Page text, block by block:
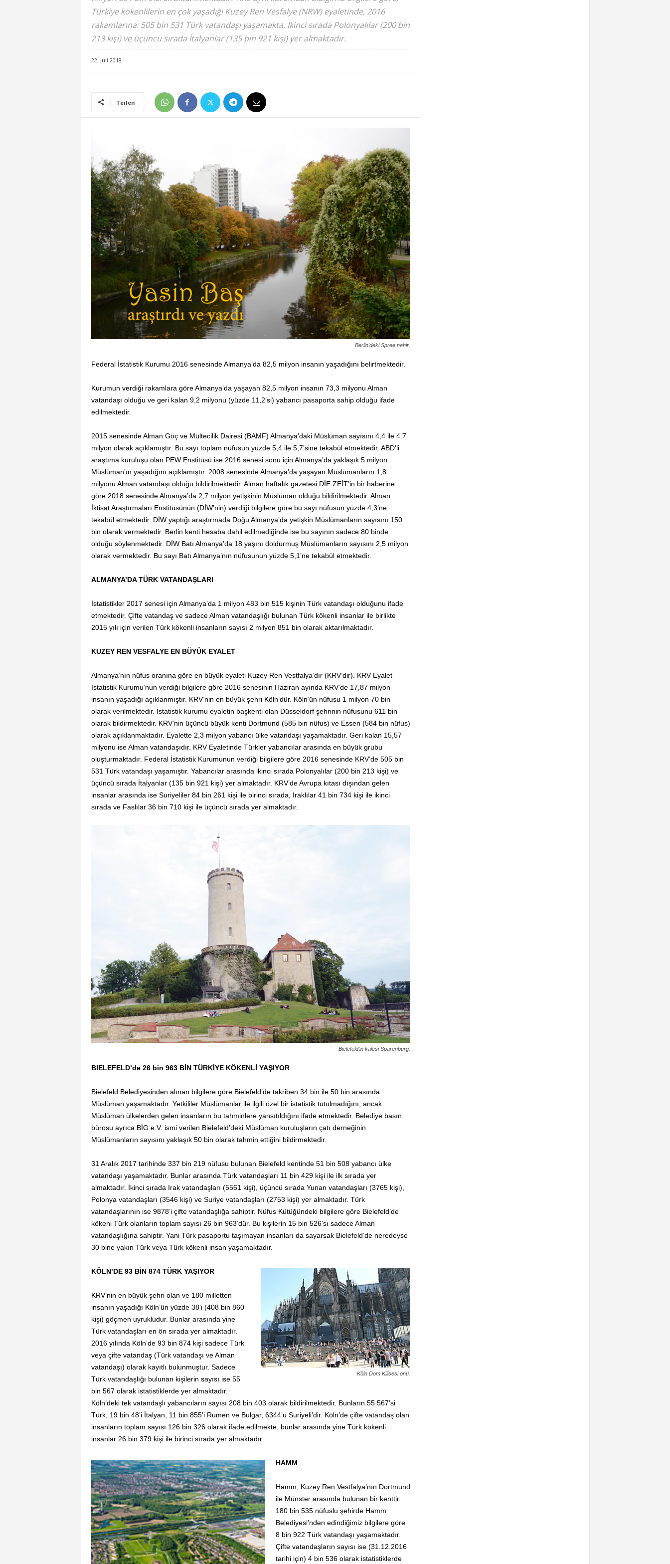
Türkiye kökenlilerin en çok yaşadığı Kuzey Ren Vesfalye (NRW) eyaletinde, 2016
rakamlarına: 505 bin 531 Türk vatandaşı yaşamakta. İkinci sırada Polonyalılar (200 bin
213 kişi) ve üçüncü sırada İtalyanlar (135 bin 921 kişi) yer almaktadır.
22. Juli 2018
Teilen
Berlin'deki Spree nehir.
Federal İstatistik Kurumu 2016 senesinde Almanya’da 82,5 milyon insanın yaşadığını belirtmektedir.
Kurumun verdiği rakamlara göre Almanya’da yaşayan 82,5 milyon insanın 73,3 milyonu Alman
vatandaşı olduğu ve geri kalan 9,2 milyonu (yüzde 11,2’si) yabancı pasaporta sahip olduğu ifade
edilmektedir.
2015 senesinde Alman Göç ve Mültecilik Dairesi (BAMF) Almanya’daki Müslüman sayısını 4,4 ile 4.7
milyon olarak açıklamıştır. Bu sayı toplam nüfusun yüzde 5,4 ile 5,7’sine tekabül etmektedir. ABD’li
araştıma kuruluşu olan PEW Enstitüsü ise 2016 senesi sonu için Almanya’da yaklaşık 5 milyon
Müslüman’ın yaşadığını açıklamıştır. 2008 senesinde Almanya’da yaşayan Müslümanların 1,8
milyonu Alman vatandaşı olduğu bildirilmektedir. Alman haftalık gazetesi DİE ZEİT’in bir haberine
göre 2018 senesinde Almanya’da 2,7 milyon yetişkinin Müslüman olduğu bildirilmektedir. Alman
İktisat Araştırmaları Enstitüsünün (DİW’nin) verdiği bilgilere göre bu sayı nüfusun yüzde 4,3’ne
tekabül etmektedir. DİW yaptığı araştırmada Doğu Almanya’da yetişkin Müslümanların sayısını 150
bin olarak vermektedir. Berlin kenti hesaba dahil edilmediğinde ise bu sayının sadece 80 binde
olduğu söylenmektedir. DİW Batı Almanya’da 18 yaşını doldurmuş Müslümanların sayısını 2,5 milyon
olarak vermektedir. Bu sayı Batı Almanya’nın nüfusunun yüzde 5,1’ne tekabül etmektedir.
ALMANYA’DA TÜRK VATANDAŞLARI
İstatistikler 2017 senesi için Almanya’da 1 milyon 483 bin 515 kişinin Türk vatandaşı olduğunu ifade
etmektedir. Çifte vatandaş ve sadece Alman vatandaşlığı bulunan Türk kökenli insanlar ile birlikte
2015 yılı için verilen Türk kökenli insanların sayısı 2 milyon 851 bin olarak aktarılmaktadır.
KUZEY REN VESFALYE EN BÜYÜK EYALET
Almanya’nın nüfus oranına göre en büyük eyaleti Kuzey Ren Vestfalya’dır (KRV’dir). KRV Eyalet
İstatistik Kurumu’nun verdiği bilgilere göre 2016 senesinin Haziran ayında KRV’de 17,87 milyon
insanın yaşadığı açıklanmıştır. KRV’nin en büyük şehri Köln’dür. Köln’ün nüfusu 1 milyon 70 bin
olarak verilmektedir. İstatistik kurumu eyaletin başkenti olan Düsseldorf şehrinin nüfusunu 611 bin
olarak bildirmektedir. KRV’nin üçüncü büyük kenti Dortmund (585 bin nüfus) ve Essen (584 bin nüfus)
olarak açıklanmaktadır. Eyalette 2,3 milyon yabancı ülke vatandaşı yaşamaktadır. Geri kalan 15,57
milyonu ise Alman vatandaşıdır. KRV Eyaletinde Türkler yabancılar arasında en büyük grubu
oluşturmaktadır. Federal İstatistik Kurumunun verdiği bilgilere göre 2016 senesinde KRV’de 505 bin
531 Türk vatandaşı yaşamıştır. Yabancılar arasında ikinci sırada Polonyalılar (200 bin 213 kişi) ve
üçüncü sırada İtalyanlar (135 bin 921 kişi) yer almaktadır. KRV’de Avrupa kıtası dışından gelen
insanlar arasında ise Suriyeliler 84 bin 261 kişi ile birinci sırada, Iraklılar 41 bin 734 kişi ile ikinci
sırada ve Faslılar 36 bin 710 kişi ile üçüncü sırada yer almaktadır.
Bielefeld’in kalesi Sparenburg.
BIELEFELD’de 26 bin 963 BİN TÜRKİYE KÖKENLİ YAŞIYOR
Bielefeld Belediyesinden alınan bilgilere göre Bielefeld’de takriben 34 bin ile 50 bin arasında
Müslüman yaşamaktadır. Yetkililer Müslümanlar ile ilgili özel bir istatistik tutulmadığını, ancak
Müslüman ülkelerden gelen insanların bu tahminlere yansıtıldığını ifade etmektedir. Belediye basın
bürosu ayrıca BİG e.V. ismi verilen Bielefeld’deki Müslüman kuruluşların çatı derneğinin
Müslümanların sayısını yaklaşık 50 bin olarak tahmin ettiğini bildirmektedir.
31 Aralık 2017 tarihinde 337 bin 219 nüfusu bulunan Bielefeld kentinde 51 bin 508 yabancı ülke
vatandaşı yaşamaktadır. Bunlar arasında Türk vatandaşları 11 bin 429 kişi ile ilk sırada yer
almaktadır. İkinci sırada Irak vatandaşları (5561 kişi), üçüncü sırada Yunan vatandaşları (3765 kişi),
Polonya vatandaşları (3546 kişi) ve Suriye vatandaşları (2753 kişi) yer almaktadır. Türk
vatandaşlarının ise 9878’i çifte vatandaşlığa sahiptir. Nüfus Kütüğündeki bilgilere göre Bielefeld’de
kökeni Türk olanların toplam sayısı 26 bin 963’dür. Bu kişilerin 15 bin 526’sı sadece Alman
vatandaşlığına sahiptir. Yani Türk pasaportu taşımayan insanları da sayarsak Bielefeld’de neredeyse
30 bine yakın Türk veya Türk kökenli insan yaşamaktadır.
Köln Dom Kilisesi önü.
KÖLN’DE 93 BİN 874 TÜRK YAŞIYOR
KRV’nin en büyük şehri olan ve 180 milletten
insanın yaşadığı Köln’ün yüzde 38’i (408 bin 860
kişi) göçmen uyrukludur. Bunlar arasında yine
Türk vatandaşları en ön sırada yer almaktadır.
2016 yılında Köln’de 93 bin 874 kişi sadece Türk
veya çifte vatandaş (Türk vatandaşı ve Alman
vatandaşı) olarak kayıtlı bulunmuştur. Sadece
Türk vatandaşlığı bulunan kişilerin sayısı ise 55
bin 567 olarak istatistiklerde yer almaktadır.
Köln’deki tek vatandaşlı yabancıların sayısı 208 bin 403 olarak bildirilmektedir. Bunların 55 567’si
Türk, 19 bin 48’i İtalyan, 11 bin 855’i Rumen ve Bulgar, 6344’ü Suriyeli’dir. Köln’de çifte vatandaş olan
insanların toplam sayısı 126 bin 326 olarak ifade edilmekte, bunlar arasında yine Türk kökenli
insanlar 26 bin 379 kişi ile birinci sırada yer almaktadır.
HAMM
Hamm, Kuzey Ren Vestfalya’nın Dortmund
ile Münster arasında bulunan bir kenttir.
180 bin 535 nüfuslu şehirde Hamm
Belediyesi’nden edindiğimiz bilgilere göre
8 bin 922 Türk vatandaşı yaşamaktadır.
Çifte vatandaşların sayısı ise (31.12.2016
tarihi için) 4 bin 536 olarak istatistiklerde